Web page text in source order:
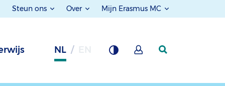
Steun ons Over Mijn Erasmus MC
NL